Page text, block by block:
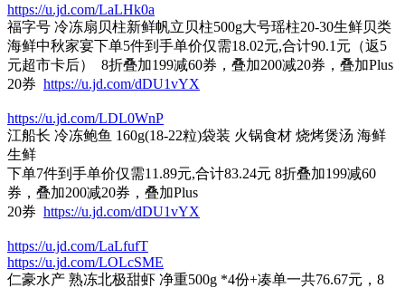
https://u.jd.com/LaLHk0a
福字号 冷冻扇贝柱新鲜帆立贝柱500g大号瑶柱20-30生鲜贝类
海鲜中秋家宴下单5件到手单价仅需18.02元,合计90.1元（返5
元超市卡后） 8折叠加199减60券，叠加200减20券，叠加Plus
20券 https://u.jd.com/dDU1vYX
https://u.jd.com/LDL0WnP
江船长 冷冻鲍鱼 160g(18-22粒)袋装 火锅食材 烧烤煲汤 海鲜
生鲜
下单7件到手单价仅需11.89元,合计83.24元 8折叠加199减60
券，叠加200减20券，叠加Plus
20券 https://u.jd.com/dDU1vYX
https://u.jd.com/LaLfufT
https://u.jd.com/LOLcSME
仁豪水产 熟冻北极甜虾 净重500g *4份+凑单一共76.67元，8